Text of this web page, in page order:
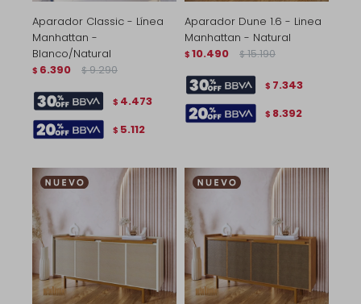
Aparador Classic - Línea
Manhattan -
Blanco/Natural
$ 6.390 $ 9.290
$ 4.473
$ 5.112
Aparador Dune 1.6 - Linea
Manhattan - Natural
$ 10.490 $ 15.190
$ 7.343
$ 8.392